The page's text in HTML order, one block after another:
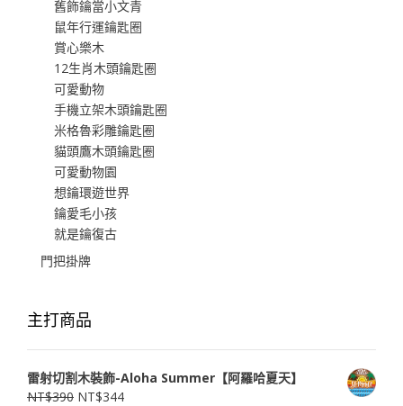
舊飾鑰當小文青
鼠年行運鑰匙圈
賞心樂木
12生肖木頭鑰匙圈
可愛動物
手機立架木頭鑰匙圈
米格魯彩雕鑰匙圈
貓頭鷹木頭鑰匙圈
可愛動物園
想鑰環遊世界
鑰愛毛小孩
就是鑰復古
門把掛牌
主打商品
雷射切割木裝飾-Aloha Summer【阿羅哈夏天】
NT$390 NT$344